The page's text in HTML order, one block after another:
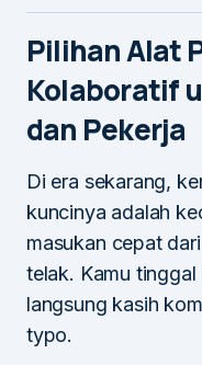
Pilihan Alat
Kolaboratif
dan Pekerja
Di era sekarang,
kuncinya adalah
masukan cepat
telak. Kamu
langsung kasih
typo.